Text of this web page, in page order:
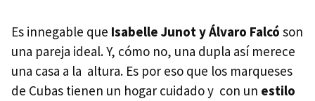
Es innegable que Isabelle Junot y Álvaro Falcó son
una pareja ideal. Y, cómo no, una dupla así merece
una casa a la altura. Es por eso que los marqueses
de Cubas tienen un hogar cuidado y con un estilo